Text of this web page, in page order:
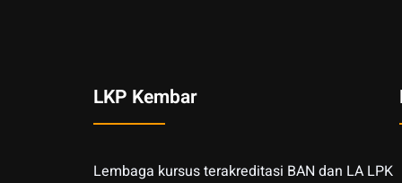
LKP Kembar
Lembaga kursus terakreditasi BAN dan LA LPK